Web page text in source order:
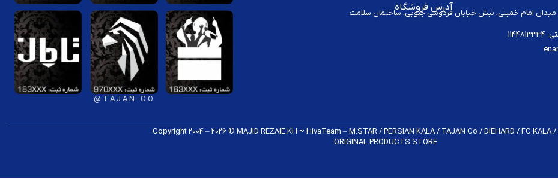
آدرس فروشگاه
میدان امام خمینی، نبش خیابان فردوسی جنوبی، ساختمان سلامت
T A J A N - C O @
Copyright 2004 – 2026 © MAJID REZAIE KH ~ HivaTeam – M.STAR / PERSIAN KALA / TAJAN Co / DIEHARD / FC K​ALA
ORIGINAL PRODUCTS​ STORE